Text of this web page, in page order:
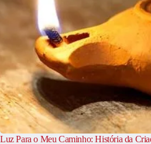
Luz Para o Meu Caminho: História da